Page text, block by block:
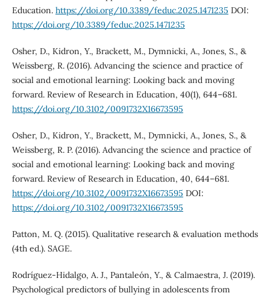
Education. https://doi.org/10.3389/feduc.2025.1471235 DOI:
https://doi.org/10.3389/feduc.2025.1471235
Osher, D., Kidron, Y., Brackett, M., Dymnicki, A., Jones, S., &
Weissberg, R. (2016). Advancing the science and practice of
social and emotional learning: Looking back and moving
forward. Review of Research in Education, 40(1), 644–681.
https://doi.org/10.3102/0091732X16673595
Osher, D., Kidron, Y., Brackett, M., Dymnicki, A., Jones, S., &
Weissberg, R. P. (2016). Advancing the science and practice of
social and emotional learning: Looking back and moving
forward. Review of Research in Education, 40, 644–681.
https://doi.org/10.3102/0091732X16673595 DOI:
https://doi.org/10.3102/0091732X16673595
Patton, M. Q. (2015). Qualitative research & evaluation methods
(4th ed.). SAGE.
Rodríguez-Hidalgo, A. J., Pantaleón, Y., & Calmaestra, J. (2019).
Psychological predictors of bullying in adolescents from